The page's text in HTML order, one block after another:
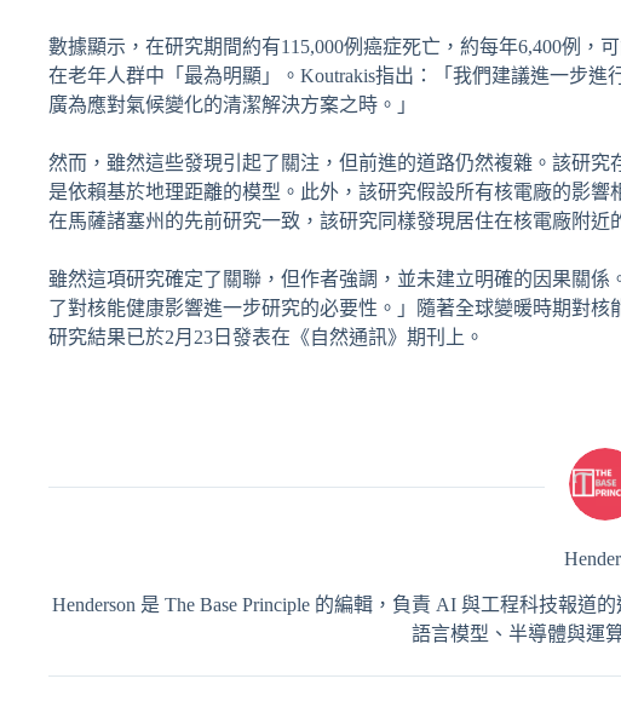
數據顯示，在研究期間約有115,000例癌症死亡，約每年6,400例
在老年人群中「最為明顯」。Koutrakis指出：「我們建議進一步
廣為應對氣候變化的清潔解決方案之時。」
然而，雖然這些發現引起了關注，但前進的道路仍然複雜。該研
是依賴基於地理距離的模型。此外，該研究假設所有核電廠的影
在馬薩諸塞州的先前研究一致，該研究同樣發現居住在核電廠附近
雖然這項研究確定了關聯，但作者強調，並未建立明確的因果關
了對核能健康影響進一步研究的必要性。」隨著全球變暖時期對
研究結果已於2月23日發表在《自然通訊》期刊上。
Henderson 是 The Base Principle 的編輯，負責 AI 與工程科技報
語言模型、半導體與運